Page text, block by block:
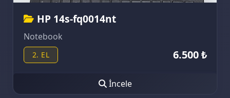
HP 14s-fq0014nt
Notebook
2. EL 6.500 ₺
İncele